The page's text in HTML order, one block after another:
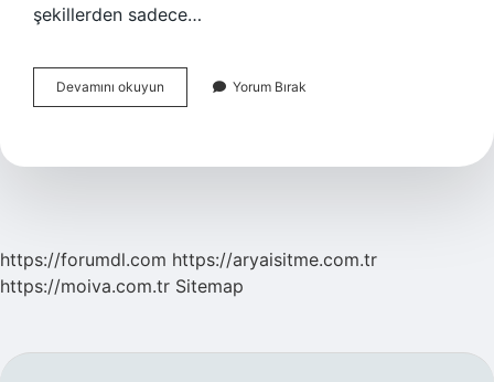
şekillerden sadece…
Devamını okuyun Mıknatıs
Çeşitleri
Nelerdir
Yorum Bırak
https://forumdl.com https://aryaisitme.com.tr
https://moiva.com.tr Sitemap